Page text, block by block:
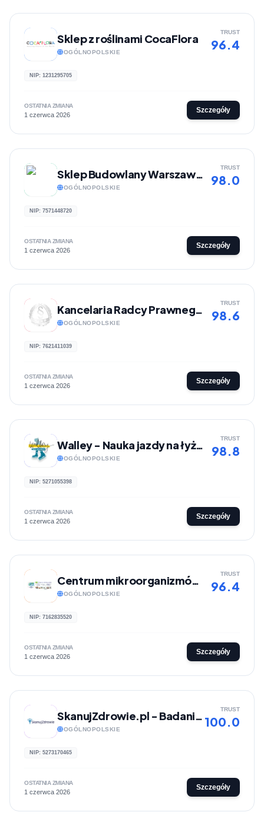
Sklep z roślinami CocaFlora
OGÓLNOPOLSKIE
TRUST
96.4
NIP: 1231295705
OSTATNIA ZMIANA
1 czerwca 2026
Szczegóły
Sklep Budowlany Warszawa - Milabud
OGÓLNOPOLSKIE
TRUST
98.0
NIP: 7571448720
OSTATNIA ZMIANA
1 czerwca 2026
Szczegóły
Kancelaria Radcy Prawnego Jacek Sławomir Osuch
OGÓLNOPOLSKIE
TRUST
98.6
NIP: 7621411039
OSTATNIA ZMIANA
1 czerwca 2026
Szczegóły
Walley - Nauka jazdy na łyżwach
OGÓLNOPOLSKIE
TRUST
98.8
NIP: 5271055398
OSTATNIA ZMIANA
1 czerwca 2026
Szczegóły
Centrum mikroorganizmów - Mikroem
OGÓLNOPOLSKIE
TRUST
96.4
NIP: 7162835520
OSTATNIA ZMIANA
1 czerwca 2026
Szczegóły
SkanujZdrowie.pl - Badania onkologiczne
OGÓLNOPOLSKIE
TRUST
100.0
NIP: 5273170465
OSTATNIA ZMIANA
1 czerwca 2026
Szczegóły